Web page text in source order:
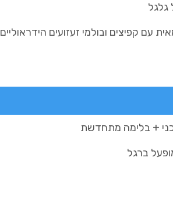
גלגל
עם קפיצים ובולמי זעזועים הידראוליים
+ בלימה מתחדשת
ברגל